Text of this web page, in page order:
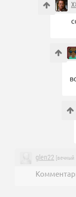
glen22 [вечный